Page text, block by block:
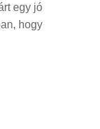
egy jó
hogy